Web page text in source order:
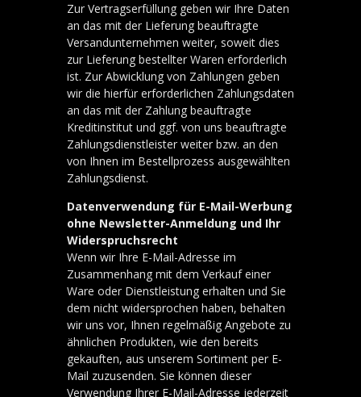
Zur Vertragserfüllung geben wir Ihre Daten
an das mit der Lieferung beauftragte
Versandunternehmen weiter, soweit dies
zur Lieferung bestellter Waren erforderlich
ist. Zur Abwicklung von Zahlungen geben
wir die hierfür erforderlichen Zahlungsdaten
an das mit der Zahlung beauftragte
Kreditinstitut und ggf. von uns beauftragte
Zahlungsdienstleister weiter bzw. an den
von Ihnen im Bestellprozess ausgewählten
Zahlungsdienst.
Datenverwendung für E-Mail-Werbung
ohne Newsletter-Anmeldung und Ihr
Widerspruchsrecht
Wenn wir Ihre E-Mail-Adresse im
Zusammenhang mit dem Verkauf einer
Ware oder Dienstleistung erhalten und Sie
dem nicht widersprochen haben, behalten
wir uns vor, Ihnen regelmäßig Angebote zu
ähnlichen Produkten, wie den bereits
gekauften, aus unserem Sortiment per E-
Mail zuzusenden. Sie können dieser
Verwendung Ihrer E-Mail-Adresse jederzeit